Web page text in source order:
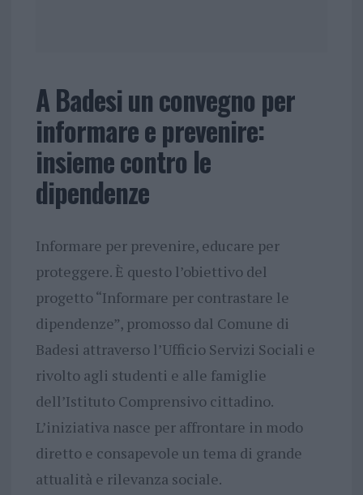
A Badesi un convegno per
informare e prevenire:
insieme contro le
dipendenze
Informare per prevenire, educare per
proteggere. È questo l’obiettivo del
progetto “Informare per contrastare le
dipendenze”, promosso dal Comune di
Badesi attraverso l’Ufficio Servizi Sociali e
rivolto agli studenti e alle famiglie
dell’Istituto Comprensivo cittadino.
L’iniziativa nasce per affrontare in modo
diretto e consapevole un tema di grande
attualità e rilevanza sociale.